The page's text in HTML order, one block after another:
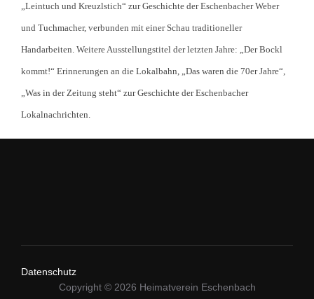
„Leintuch und Kreuzlstich“ zur Geschichte der Eschenbacher Weber
und Tuchmacher, verbunden mit einer Schau traditioneller
Handarbeiten. Weitere Ausstellungstitel der letzten Jahre: „Der Bockl
kommt!“ Erinnerungen an die Lokalbahn, „Das waren die 70er Jahre“,
„Was in der Zeitung steht“ zur Geschichte der Eschenbacher
Lokalnachrichten.
Datenschutz
Copyright © 2026 Heimatverein Eschenbach